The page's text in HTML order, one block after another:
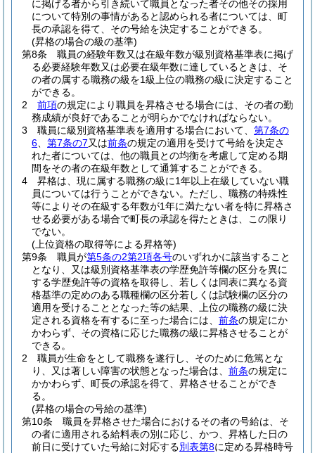
に掲げる者から引き続いて職員となった者その他その採用
について特別の事情があると認められる者については、町
長の承認を得て、その号給を決定することができる。
(昇格の場合の級の基準)
第8条
職員の経験年数又は在級年数が級別資格基準表に掲げ
る必要経験年数又は必要在級年数に達しているときは、そ
の者の属する職務の級を1級上位の職務の級に決定すること
ができる。
2
前項の規定により職員を昇格させる場合には、その者の勤
務成績が良好であることが明らかでなければならない。
3
職員に級別資格基準表を適用する場合において、 第7条の
6
第7条の7又は前条の規定の適用を受けて号給を決定さ
れた者については、他の職員との均衡を考慮して定める期
間をその者の在級年数として通算することができる。
4
昇格は、現に属する職務の級に1年以上在級していない職
員については行うことができない。 ただし、職務の特殊性
等によりその在級する年数が1年に満たない者を特に昇格さ
せる必要がある場合で町長の承認を得たときは、この限り
でない。
(上位資格の取得等による昇格等)
第9条
職員が第5条の2第2項各号のいずれかに該当すること
となり、又は級別資格基準表の学歴免許等欄の区分を異に
する学歴免許等の資格を取得し、若しくは同表に異なる資
格基準の定めのある職種欄の区分若しくは試験欄の区分の
適用を受けることとなった等の結果、上位の職務の級に決
定される資格を有するに至った場合には、 前条の規定にか
かわらず、その資格に応じた職務の級に昇格させることが
できる。
2
職員が生命をとして職務を遂行し、そのために危篤とな
り、又は著しい障害の状態となった場合は、 前条の規定に
かかわらず、町長の承認を得て、昇格させることができ
る。
(昇格の場合の号給の基準)
第10条
職員を昇格させた場合におけるその者の号給は、そ
の者に適用される給料表の別に応じ、かつ、昇格した日の
前日に受けていた号給に対応する別表第8に定める昇格時号